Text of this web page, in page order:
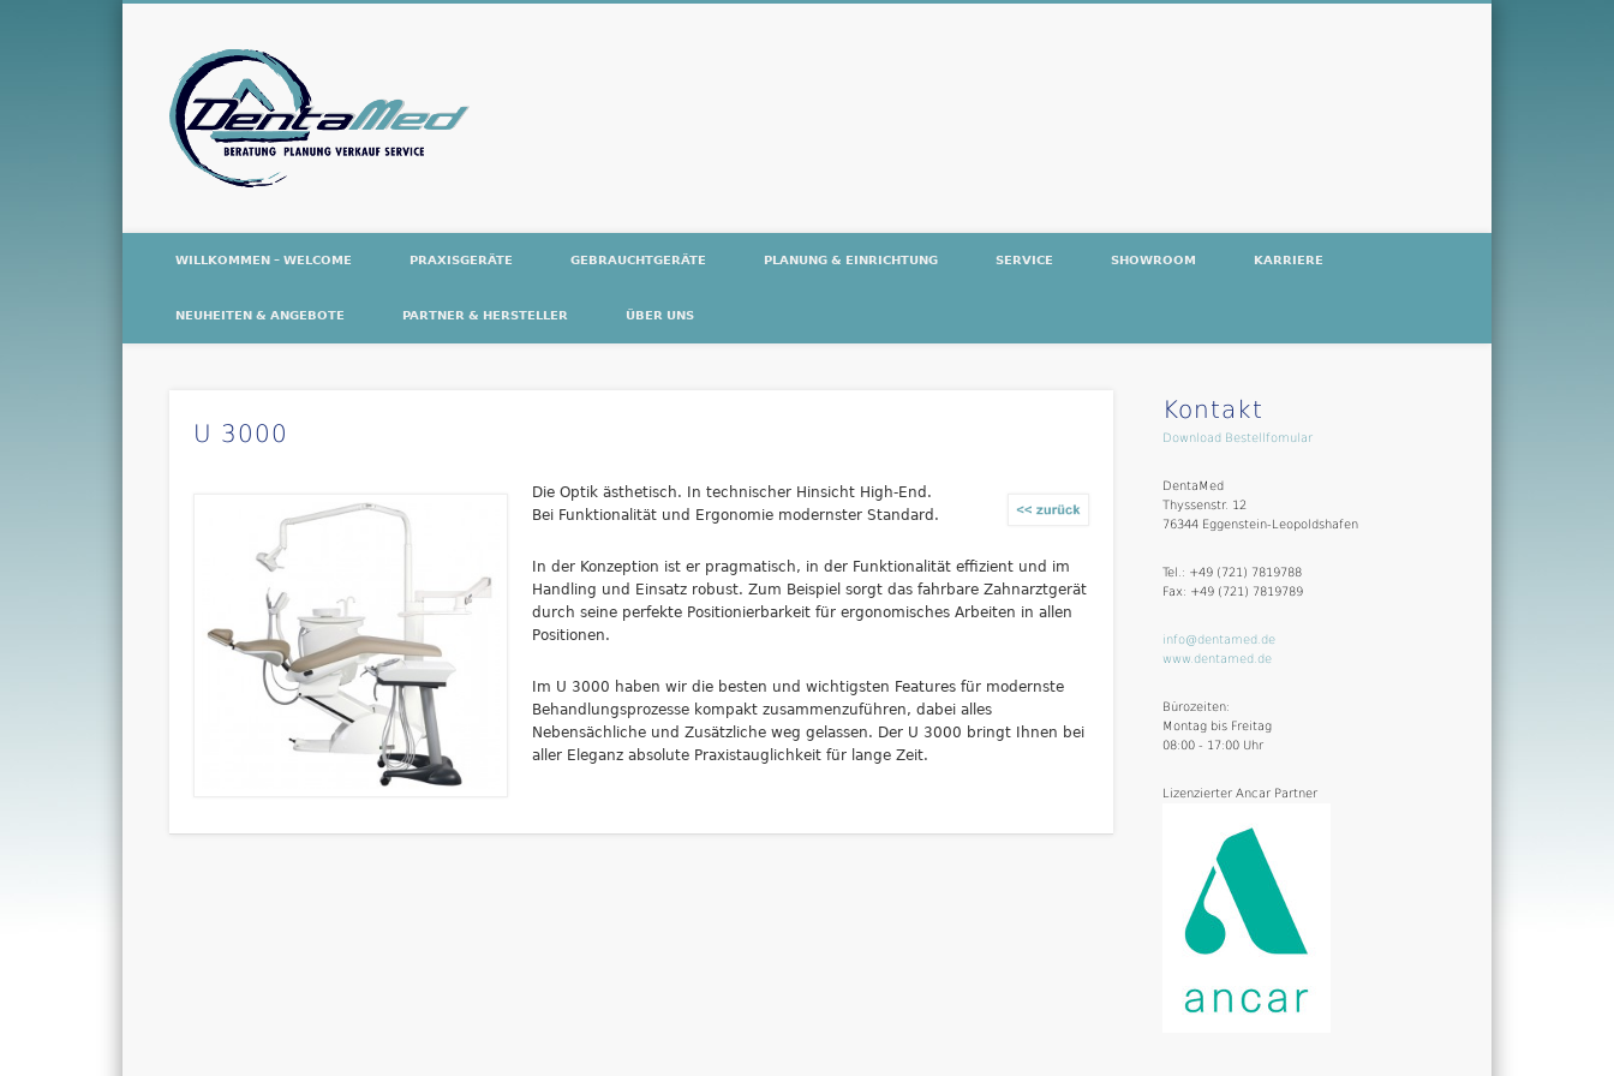
WILLKOMMEN – WELCOME PRAXISGERÄTE GEBRAUCHTGERÄTE PLANUNG & EINRICHTUNG SERVICE SHOWROOM KARRIERE
NEUHEITEN & ANGEBOTE PARTNER & HERSTELLER ÜBER UNS
U 3000
Die Optik ästhetisch. In technischer Hinsicht High-End.
Bei Funktionalität und Ergonomie modernster Standard.
In der Konzeption ist er pragmatisch, in der Funktionalität effizient und im
Handling und Einsatz robust. Zum Beispiel sorgt das fahrbare Zahnarztgerät
durch seine perfekte Positionierbarkeit für ergonomisches Arbeiten in allen
Positionen.
Im U 3000 haben wir die besten und wichtigsten Features für modernste
Behandlungsprozesse kompakt zusammenzuführen, dabei alles
Nebensächliche und Zusätzliche weg gelassen. Der U 3000 bringt Ihnen bei
aller Eleganz absolute Praxistauglichkeit für lange Zeit.
Kontakt
Download Bestellfomular
DentaMed
Thyssenstr. 12
76344 Eggenstein-Leopoldshafen
Tel.: +49 (721) 7819788
Fax: +49 (721) 7819789
info@dentamed.de
www.dentamed.de
Bürozeiten:
Montag bis Freitag
08:00 - 17:00 Uhr
Lizenzierter Ancar Partner